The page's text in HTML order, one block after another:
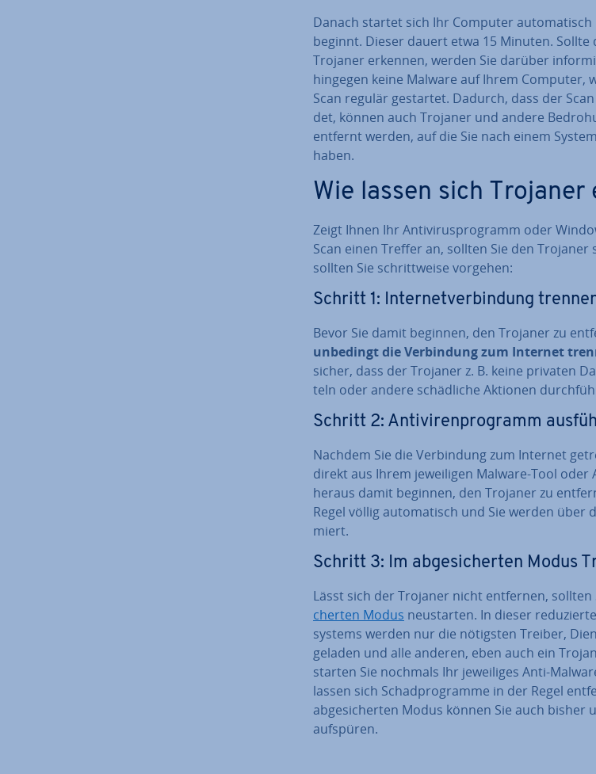
Danach startet sich Ihr Computer
beginnt. Dieser dauert etwa 15 Minuten. Sollte
Trojaner erkennen, werden Sie darüber
hingegen keine Malware auf Ihrem Computer,
Scan regulär gestartet. Dadurch, dass der
det, können auch Trojaner und andere
entfernt werden, auf die Sie nach einem
haben.
Wie lassen sich Trojaner
Zeigt Ihnen Ihr An­ti­vi­rus­pro­gramm oder
Scan einen Treffer an, sollten Sie den
sollten Sie schritt­wei­se vorgehen:
Schritt 1: In­ter­net­ver­bin­dung
Bevor Sie damit beginnen, den Trojaner zu
unbedingt die Ver­bin­dung zum Internet
sicher, dass der Trojaner z. B. keine privaten
teln oder andere schäd­li­che Aktionen
Schritt 2: An­ti­vi­ren­pro­gramm
Nachdem Sie die Ver­bin­dung zum Internet
direkt aus Ihrem je­wei­li­gen Malware-Tool
heraus damit beginnen, den Trojaner zu
Regel völlig au­to­ma­tisch und Sie werden
miert.
Schritt 3: Im ab­ge­si­cher­ten Modus
Lässt sich der Trojaner nicht entfernen, sollten
cher­ten Modus neu­star­ten. In dieser
sys­tems werden nur die nötigsten Treiber,
geladen und alle anderen, eben auch ein
starten Sie nochmals Ihr je­wei­li­ges Anti-
lassen sich Schad­pro­gram­me in der Regel
ab­ge­si­cher­ten Modus können Sie auch bisher
aufspüren.